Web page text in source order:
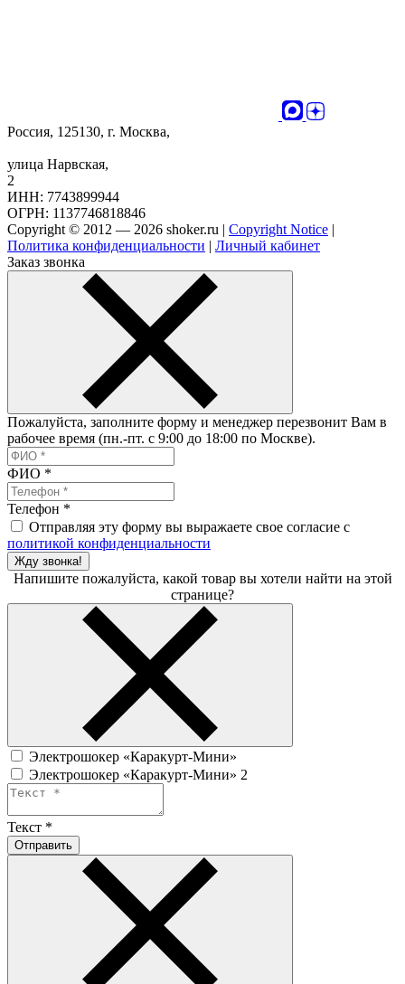
Россия, 125130, г. Москва,
улица Нарвская,
2
ИНН: 7743899944
ОГРН: 1137746818846
Copyright © 2012 — 2026 shoker.ru | Copyright Notice |
Политика конфиденциальности | Личный кабинет
Заказ звонка
Пожалуйста, заполните форму и менеджер перезвонит Вам в
рабочее время (пн.-пт. с 9:00 до 18:00 по Москве).
ФИО *
Телефон *
Отправляя эту форму вы выражаете свое согласие с
политикой конфиденциальности
Жду звонка!
Напишите пожалуйста, какой товар вы хотели найти на этой
странице?
Электрошокер «Каракурт-Мини»
Электрошокер «Каракурт-Мини» 2
Текст *
Отправить